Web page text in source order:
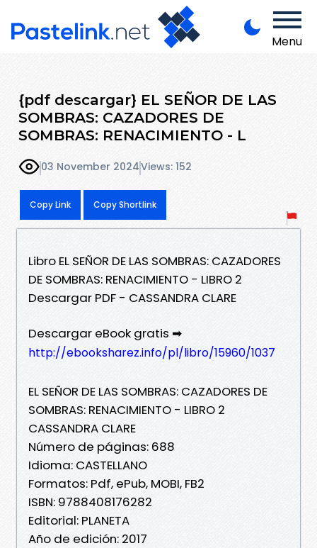
Menu
{pdf descargar} EL SEÑOR DE LAS
SOMBRAS: CAZADORES DE
SOMBRAS: RENACIMIENTO - L
03 November 2024Views: 152
Copy Link Copy Shortlink
Libro EL SEÑOR DE LAS SOMBRAS: CAZADORES
DE SOMBRAS: RENACIMIENTO - LIBRO 2
Descargar PDF - CASSANDRA CLARE
Descargar eBook gratis ➡
http://ebooksharez.info/pl/libro/15960/1037
EL SEÑOR DE LAS SOMBRAS: CAZADORES DE
SOMBRAS: RENACIMIENTO - LIBRO 2
CASSANDRA CLARE
Número de páginas: 688
Idioma: CASTELLANO
Formatos: Pdf, ePub, MOBI, FB2
ISBN: 9788408176282
Editorial: PLANETA
Año de edición: 2017